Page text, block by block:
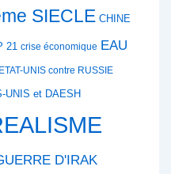
SIECLE CHINE
21 crise économique EAU
ETAT-UNIS contre RUSSIE
UNIS et DAESH
D'IRAK